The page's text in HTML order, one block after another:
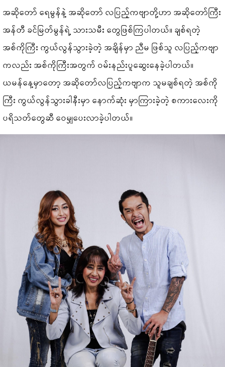
အဆိုတော် ရေမွန်နဲ့ အဆိုတော် လပြည့်ကဗျာတို့ဟာ အဆိုတော်ကြီး
အန်တီ ခင်မြတ်မွန်ရဲ့ သားသမီး တွေဖြစ်ကြပါတယ်။ ချစ်ရတဲ့
အစ်ကိုကြီး ကွယ်လွန်သွားခဲ့တဲ့ အချိန်မှာ ညီမ ဖြစ်သူ လပြည့်ကဗျာ
ကလည်း အစ်ကိုကြီးအတွက် ဝမ်းနည်းပူဆွေးနေခဲ့ပါတယ်။
ယမန်နေ့မှာတော့ အဆိုတော်လပြည့်ကဗျာက သူမချစ်ရတဲ့ အစ်ကို
ကြီး ကွယ်လွန်သွားခါနီးမှာ နောက်ဆုံး မှာကြားခဲ့တဲ့ စကားလေးကို
ပရိသတ်တွေဆီ ဝေမျှပေးလာခဲ့ပါတယ်။